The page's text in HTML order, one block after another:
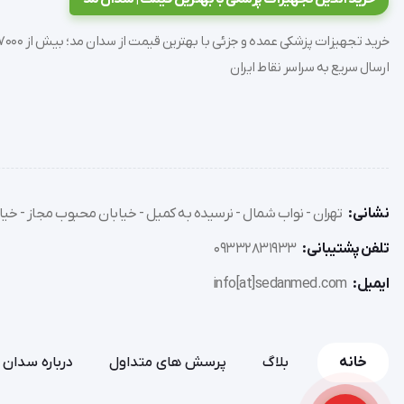
ضدعفونی: قابل اتوکلاو
گارانتی: دو سال
ارسال سریع به سراسر نقاط ایران
نشانی: تهران - نواب شمال - نرسیده به کمیل - خیابان محبوب مجاز -
تلفن پشتیبانی: 09332831933
ایمیل: info[at]sedanmed.com
خانه بلاگ پرسش های متداول درباره